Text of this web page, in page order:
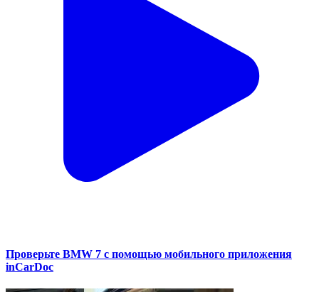
Проверьте BMW 7 с помощью мобильного приложения
inCarDoc